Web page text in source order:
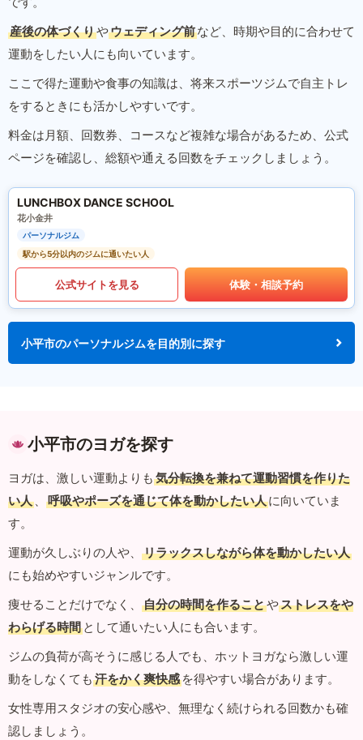
産後の体づくりやウェディング前など、時期や目的に合わせて
運動をしたい人にも向いています。
ここで得た運動や食事の知識は、将来スポーツジムで自主トレ
をするときにも活かしやすいです。
料金は月額、回数券、コースなど複雑な場合があるため、公式
ページを確認し、総額や通える回数をチェックしましょう。
LUNCHBOX DANCE SCHOOL
花小金井
パーソナルジム
駅から5分以内のジムに通いたい人
公式サイトを見る 体験・相談予約
小平市のパーソナルジムを目的別に探す
小平市のヨガを探す
ヨガは、激しい運動よりも 気分転換を兼ねて運動習慣を作りた
い人 、 呼吸やポーズを通じて体を動かしたい人に向いていま
す。
運動が久しぶりの人や、
リラックスしながら体を動かしたい人
にも始めやすいジャンルです。
痩せることだけでなく、
自分の時間を作ることやストレスをや
わらげる時間 として通いたい人にも合います。
ジムの負荷が高そうに感じる人でも、ホットヨガなら激しい運
動をしなくても 汗をかく爽快感 を得やすい場合があります。
女性専用スタジオの安心感や、無理なく続けられる回数かも確
認しましょう。